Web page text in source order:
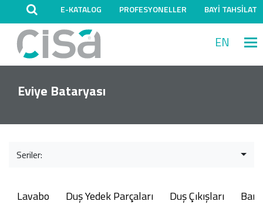
E-KATALOG PROFESYONELLER BAYİ TAHSİLAT
EN
Eviye Bataryası
Seriler:
Lavabo Duş Yedek Parçaları Duş Çıkışları